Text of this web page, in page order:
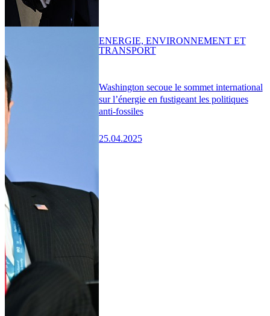
Washington secoue le sommet international
sur l’énergie en fustigeant les politiques
anti-fossiles
25.04.2025
ENERGIE, ENVIRONNEMENT ET
TRANSPORT